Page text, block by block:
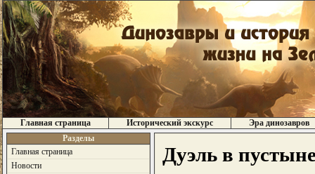
Главная страница Исторический экскурс
Эра динозавров
Разделы
Главная страница
Новости
Дуэль в